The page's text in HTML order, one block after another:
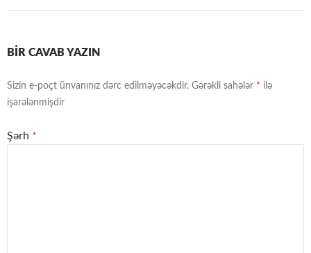
BIR CAVAB YAZIN
Sizin e-poçt ünvanınız dərc edilməyəcəkdir. Gərəkli sahələr * ilə
işarələnmişdir
Şərh *